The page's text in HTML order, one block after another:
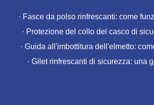
· Fasce da polso rinfrescanti: come
· Protezione del collo del casco di
· Guida all'imbottitura dell'elmetto:
· Gilet rinfrescanti di sicurezza: una